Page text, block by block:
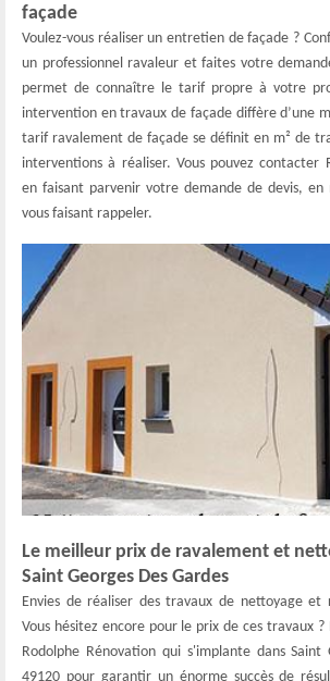
façade
Voulez-vous réaliser un entretien de façade ?
un professionnel ravaleur et faites votre
permet de connaître le tarif propre à votre
intervention en travaux de façade diffère d’une
tarif ravalement de façade se définit en m² de
interventions à réaliser. Vous pouvez contacter
en faisant parvenir votre demande de devis, en
vous faisant rappeler.
Le meilleur prix de ravalement et
Saint Georges Des Gardes
Envies de réaliser des travaux de nettoyage et
Vous hésitez encore pour le prix de ces travaux ?
Rodolphe Rénovation qui s'implante dans Saint
49120 pour garantir un énorme succès de